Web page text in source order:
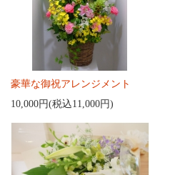
豪華な御祝アレンジメント
10,000円(税込11,000円)